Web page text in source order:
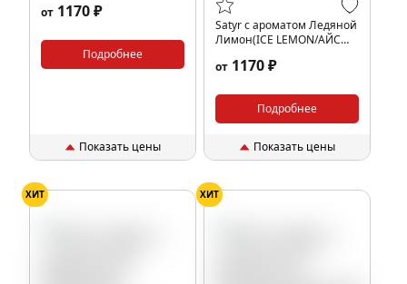
от 1170 ₽
Подробнее
Показать цены
Satyr с ароматом Ледяной
Лимон(ICE LEMON/АЙС
от 1170 ₽
Подробнее
Показать цены
ХИТ ХИТ